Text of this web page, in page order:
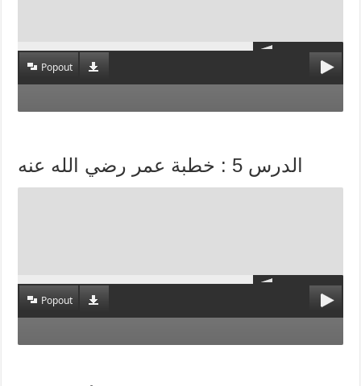
Popout
الدرس 5 : خطبة عمر رضي الله عنه
Popout